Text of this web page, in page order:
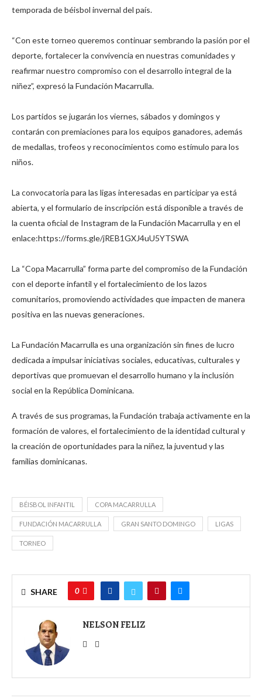
temporada de béisbol invernal del país.
“Con este torneo queremos continuar sembrando la pasión por el
deporte, fortalecer la convivencia en nuestras comunidades y
reafirmar nuestro compromiso con el desarrollo integral de la
niñez”, expresó la Fundación Macarrulla.
Los partidos se jugarán los viernes, sábados y domingos y
contarán con premiaciones para los equipos ganadores, además
de medallas, trofeos y reconocimientos como estímulo para los
niños.
La convocatoria para las ligas interesadas en participar ya está
abierta, y el formulario de inscripción está disponible a través de
la cuenta oficial de Instagram de la Fundación Macarrulla y en el
enlace:https://forms.gle/jREB1GXJ4uU5YTSWA
La “Copa Macarrulla” forma parte del compromiso de la Fundación
con el deporte infantil y el fortalecimiento de los lazos
comunitarios, promoviendo actividades que impacten de manera
positiva en las nuevas generaciones.
La Fundación Macarrulla es una organización sin fines de lucro
dedicada a impulsar iniciativas sociales, educativas, culturales y
deportivas que promuevan el desarrollo humano y la inclusión
social en la República Dominicana.
A través de sus programas, la Fundación trabaja activamente en la
formación de valores, el fortalecimiento de la identidad cultural y
la creación de oportunidades para la niñez, la juventud y las
familias dominicanas.
BÉISBOL INFANTIL COPA MACARRULLA
FUNDACIÓN MACARRULLA GRAN SANTO DOMINGO LIGAS
TORNEO
SHARE 0
NELSON FELIZ